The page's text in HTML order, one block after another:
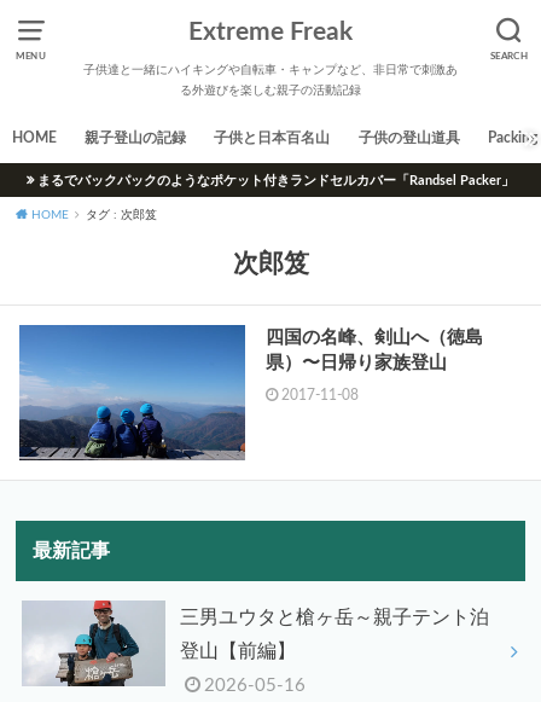
MENU SEARCH
Extreme Freak
子供達と一緒にハイキングや自転車・キャンプなど、非日常で刺激あ
る外遊びを楽しむ親子の活動記録
HOME 親子登山の記録 子供と日本百名山 子供の登山道具 Packing
まるでバックパックのようなポケット付きランドセルカバー「Randsel Packer」
HOME タグ : 次郎笈
次郎笈
四国の名峰、剣山へ（徳島
県）〜日帰り家族登山
2017-11-08
最新記事
三男ユウタと槍ヶ岳～親子テント泊
登山【前編】
2026-05-16